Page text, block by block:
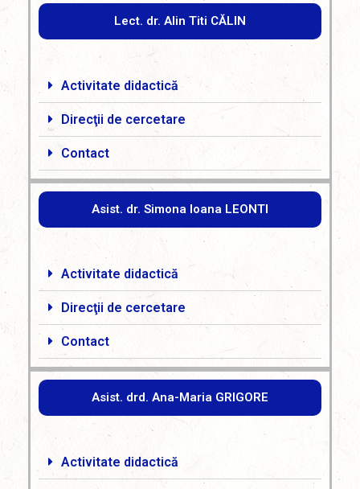
Lect. dr. Alin Titi CĂLIN
Activitate didactică
Direcţii de cercetare
Contact
Asist. dr. Simona Ioana LEONTI
Activitate didactică
Direcţii de cercetare
Contact
Asist. drd. Ana-Maria GRIGORE
Activitate didactică